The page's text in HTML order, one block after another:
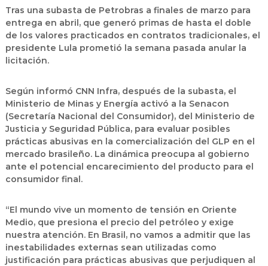
Tras una subasta de Petrobras a finales de marzo para
entrega en abril, que generó primas de hasta el doble
de los valores practicados en contratos tradicionales, el
presidente Lula prometió la semana pasada anular la
licitación.
Según informó CNN Infra, después de la subasta, el
Ministerio de Minas y Energía activó a la Senacon
(Secretaría Nacional del Consumidor), del Ministerio de
Justicia y Seguridad Pública, para evaluar posibles
prácticas abusivas en la comercialización del GLP en el
mercado brasileño. La dinámica preocupa al gobierno
ante el potencial encarecimiento del producto para el
consumidor final.
“El mundo vive un momento de tensión en Oriente
Medio, que presiona el precio del petróleo y exige
nuestra atención. En Brasil, no vamos a admitir que las
inestabilidades externas sean utilizadas como
justificación para prácticas abusivas que perjudiquen al